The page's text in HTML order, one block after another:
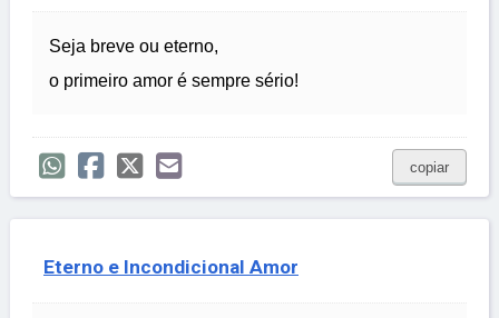
Seja breve ou eterno,
o primeiro amor é sempre sério!
copiar
Eterno e Incondicional Amor